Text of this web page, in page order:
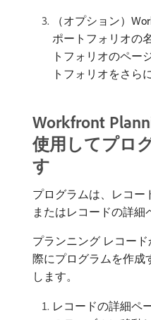
（オプション）
ポートフォリオの
トフォリオのペー
トフォリオをさら
Workfront
使用してプロ
す
プログラムは、レコー
またはレコードの詳細
プランニング レコー
際にプログラムを作成
します。
レコードの詳細ペ